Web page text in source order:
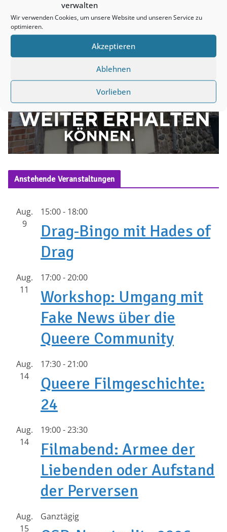
verwalten
Wir verwenden Cookies, um unsere Website und unseren Service zu
optimieren.
Akzeptieren
Ablehnen
Vorlieben
Anstehende Veranstaltungen
Aug.
9
15:00- 18:00
Drag-Bingo mit Hades of
Drag
Aug.
11
17:00-20:00
Workshop: Umgang mit
Fake News über die
Queere Community
Aug.
14
17:30-21:00
Queere Filmgeschichte:
24
Aug.
14
19:00-23:30
Filmabend: Armee der
Liebenden oder Aufstand
der Perversen
Aug.
15
Ganztägig